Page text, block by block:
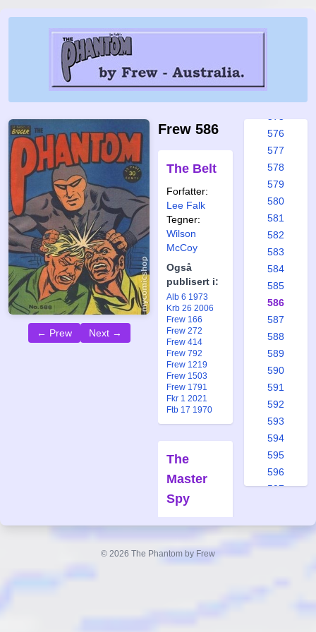
← Prew Next →
Frew 586
The Belt
Forfatter:
Lee Falk
Tegner:
Wilson
McCoy
Også
publisert i:
Alb 6 1973
Krb 26 2006
Frew 166
Frew 272
Frew 414
Frew 792
Frew 1219
Frew 1503
Frew 1791
Fkr 1 2021
Ftb 17 1970
The
Master
Spy
Tegner:
Wilson
569
576
577
578
579
580
581
582
583
584
585
586
587
588
589
590
591
592
593
594
595
596
597
© 2026 The Phantom by Frew